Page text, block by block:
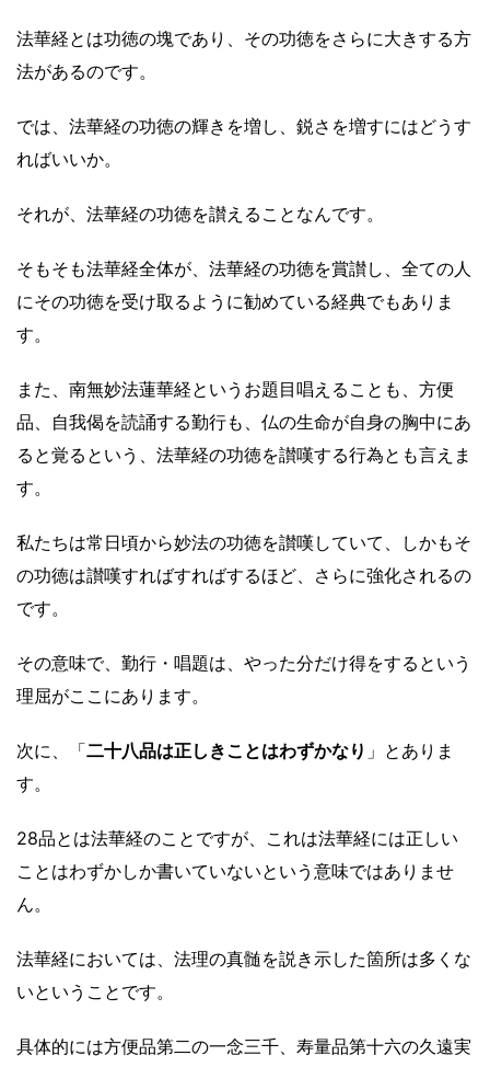
法華経とは功徳の塊であり、その功徳をさらに大きする方
法があるのです。
では、法華経の功徳の輝きを増し、鋭さを増すにはどうす
ればいいか。
それが、法華経の功徳を讃えることなんです。
そもそも法華経全体が、法華経の功徳を賞讃し、全ての人
にその功徳を受け取るように勧めている経典でもありま
す。
また、南無妙法蓮華経というお題目唱えることも、方便
品、 自我偈を読誦する勤行も、仏の生命が自身の胸中にあ
ると覚るという、法華経の功徳を讃嘆する行為とも言えま
す。
私たちは常日頃から妙法の功徳を讃嘆していて、しかもそ
の功徳は讃嘆すればすればするほど、さらに強化されるの
です。
その意味で、勤行・唱題は、やった分だけ得をするという
理屈がここにあります。
次に、「二十八品は正しきことはわずかなり 」とありま
す。
28品とは法華経のことですが、これは法華経には正しい
ことはわずかしか書いていないという意味ではありませ
ん。
法華経においては、法理の真髄を説き示した箇所は多くな
いということです。
具体的には方便品第二の一念三千、寿量品第十六の久遠実